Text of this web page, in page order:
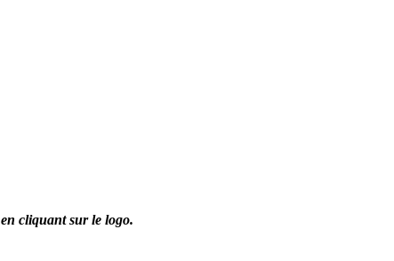
en cliquant sur le logo.